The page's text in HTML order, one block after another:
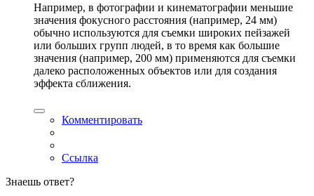
Например, в фотографии и кинематографии меньшие
значения фокусного расстояния (например, 24 мм)
обычно используются для съемки широких пейзажей
или больших групп людей, в то время как большие
значения (например, 200 мм) применяются для съемки
далеко расположенных объектов или для создания
эффекта сближения.
Комментировать
Ссылка
Знаешь ответ?